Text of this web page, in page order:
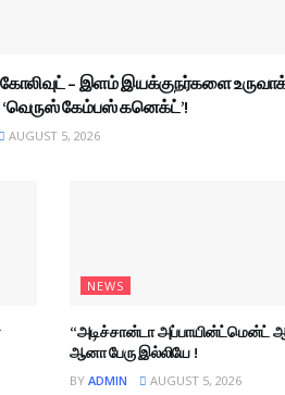
கோலிவுட் – இளம் இயக்குநர்களை
‘வெருஸ் கேம்பஸ் கனெக்ட்’!
AUGUST 5, 2026
NEWS
“அடிச்சான்டா அப்பாயின்ட்மென்ட்
ஆனா பேரு இல்லியே !
BY ADMIN AUGUST 5, 2026